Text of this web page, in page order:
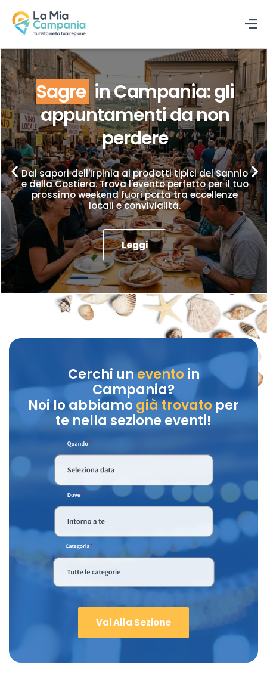
Sagre in Campania: gli
appuntamenti da non
perdere
Dai sapori dell'Irpinia ai prodotti tipici del Sannio
e della Costiera. Trova l'evento perfetto per il tuo
prossimo weekend fuori porta tra eccellenze
locali e convivialità.
Leggi
Cerchi unevento in
Campania?
Noi lo abbiamo già trovatoper
te nella sezione eventi!
Vai Alla Sezione